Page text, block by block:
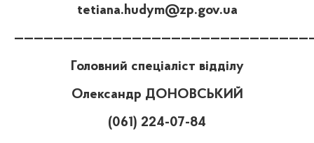
tetiana.hudym@zp.gov.ua
Головний спеціаліст відділу
Олександр ДОНОВСЬКИЙ
(061) 224-07-84